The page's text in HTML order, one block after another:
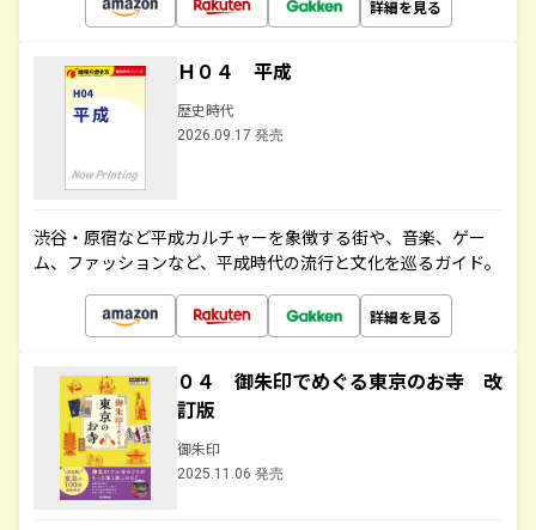
詳細を見る
Ｈ０４ 平成
歴史時代
2026.09.17 発売
渋谷・原宿など平成カルチャーを象徴する街や、音楽、ゲー
ム、ファッションなど、平成時代の流行と文化を巡るガイド。
詳細を見る
０４ 御朱印でめぐる東京のお寺 改
訂版
御朱印
2025.11.06 発売